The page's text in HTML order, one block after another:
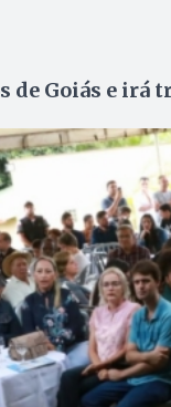
Goiás e irá